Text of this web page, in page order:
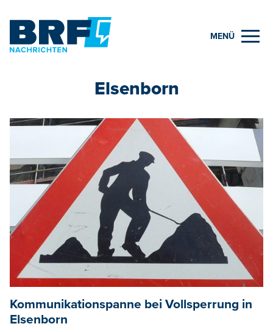
MENÜ
Elsenborn
Kommunikationspanne bei Vollsperrung in
Elsenborn